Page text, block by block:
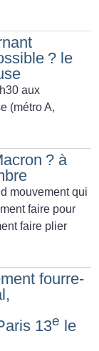
? le
aux
(métro A,
? à
mouvement qui
faire pour
faire plier
fourre-
13e le